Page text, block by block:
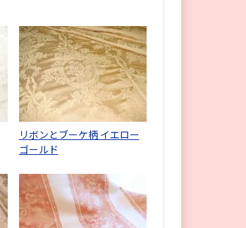
リボンとブーケ柄 イエロー
ゴールド